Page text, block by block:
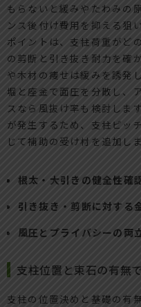
もらないと緩みやたわみの
ンス後付け費用を抑える狙
ポイントは、支柱荷重がど
の剪断と引き抜き耐力を確
や木材の痩せは緩みを誘発
堀と座金で面圧を分散し、
スなら風抜け率も検討しま
が発生するため、支柱ピッ
じて補助の受け材を追加しま
根太・大引きの健全性確
引き抜き・剪断に対する
風圧とプライバシーの両
支柱位置と束石の有無
支柱の位置決めと基礎の有